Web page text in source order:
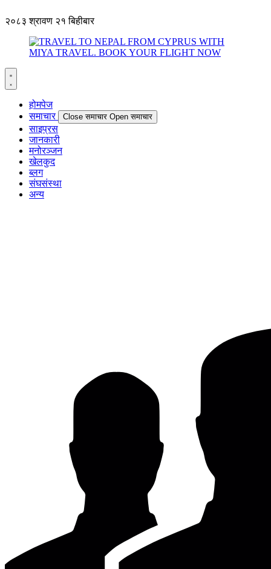
२०८३ श्रावण २१ बिहीबार
होमपेज
समाचार
Close समाचार Open समाचार
साइप्रस
जानकारी
मनोरञ्जन
खेलकुद
ब्लग
संघसंस्था
अन्य